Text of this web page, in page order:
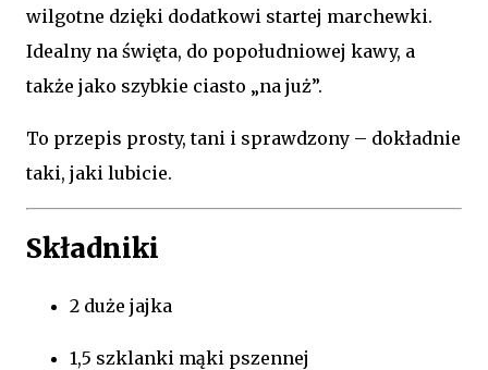
wilgotne dzięki dodatkowi startej marchewki.
Idealny na święta, do popołudniowej kawy, a
także jako szybkie ciasto „na już”.
To przepis prosty, tani i sprawdzony – dokładnie
taki, jaki lubicie.
Składniki
2 duże jajka
1,5 szklanki mąki pszennej